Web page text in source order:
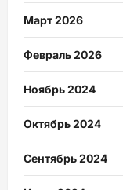
Март 2026
Февраль 2026
Ноябрь 2024
Октябрь 2024
Сентябрь 2024